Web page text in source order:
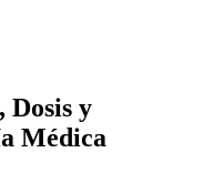
Dosis y
Médica